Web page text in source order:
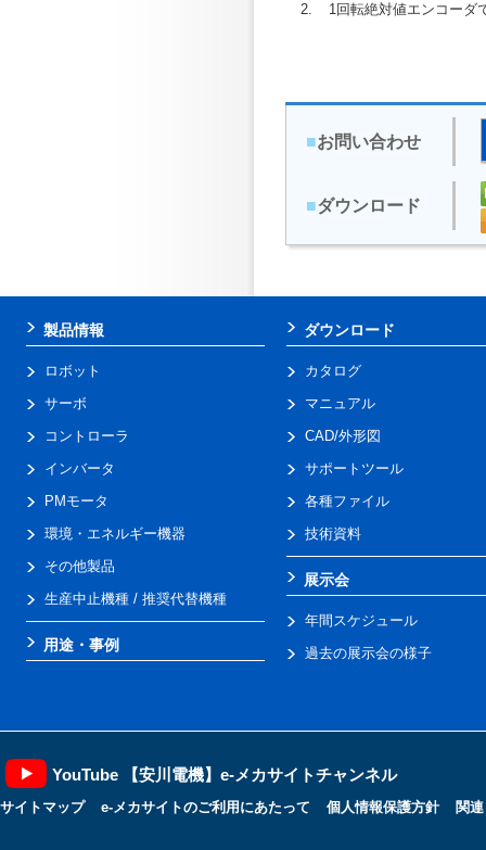
2.
1回転絶対値エンコーダ
■お問い合わせ
■ダウンロード
製品情報
ロボット
サーボ
コントローラ
インバータ
PMモータ
環境・エネルギー機器
その他製品
生産中止機種 / 推奨代替機種
用途・事例
ダウンロード
カタログ
マニュアル
CAD/外形図
サポートツール
各種ファイル
技術資料
展示会
年間スケジュール
過去の展示会の様子
YouTube 【安川電機】e-メカサイトチャンネル
サイトマップ e-メカサイトのご利用にあたって 個人情報保護方針 関